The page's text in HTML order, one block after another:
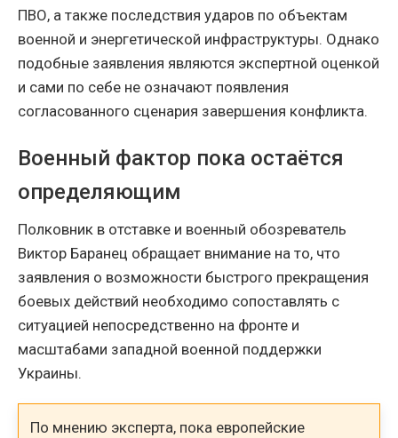
ПВО, а также последствия ударов по объектам
военной и энергетической инфраструктуры. Однако
подобные заявления являются экспертной оценкой
и сами по себе не означают появления
согласованного сценария завершения конфликта.
Военный фактор пока остаётся
определяющим
Полковник в отставке и военный обозреватель
Виктор Баранец обращает внимание на то, что
заявления о возможности быстрого прекращения
боевых действий необходимо сопоставлять с
ситуацией непосредственно на фронте и
масштабами западной военной поддержки
Украины.
По мнению эксперта, пока европейские